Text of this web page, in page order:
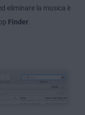
eliminare la musica è
Finder.